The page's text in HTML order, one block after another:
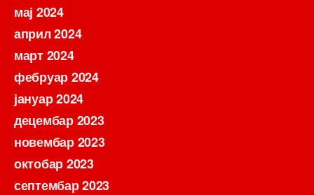
мај 2024
април 2024
март 2024
фебруар 2024
јануар 2024
децембар 2023
новембар 2023
октобар 2023
септембар 2023